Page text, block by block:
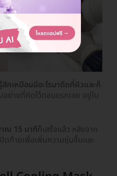
สึกเหมือนมีอะไรมาดีดที่ผิวและก็
อย่างที่คิดไว้ตอนแรกเลย อยู่ใน
าณ 15 นาทีก็เสร็จแล้ว หลังจาก
ดท้ายเพื่อเพิ่มความชุ่มชื้นและ